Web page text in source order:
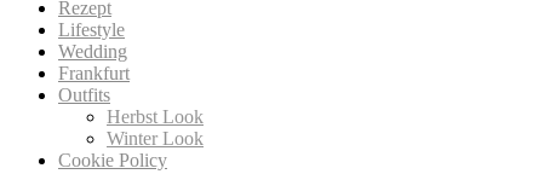
Rezept
Lifestyle
Wedding
Frankfurt
Outfits
Herbst Look
Winter Look
Cookie Policy